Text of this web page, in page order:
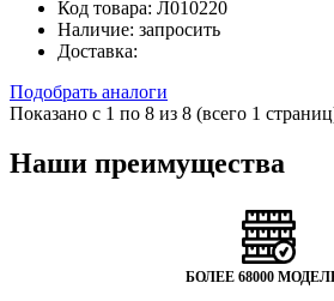
Код товара: Л010220
Наличие: запросить
Доставка:
Подобрать аналоги
Показано с 1 по 8 из 8 (всего 1
Наши преимущества
БОЛЕЕ 68000